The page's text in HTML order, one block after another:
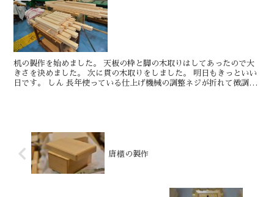
机の製作を始めました。 天板の枠と脚の木取りはしてあったので大
きさを決めました。 次に貫の木取りをしました。 明日もきっといい
日です。 しん 長年使っている仕上げ機械の調整ネジが折れて微調整
唐櫃の製作